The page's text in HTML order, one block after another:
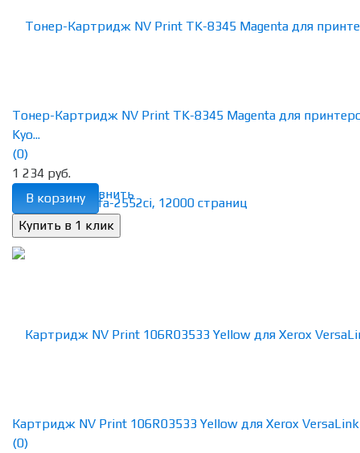
избранное сравнить
Тонер-Картридж NV Print TK-8345 Magenta для
Kyo...
(0)
1 234 руб.
В корзину
Картридж NV Print 106R03533 Yellow для Xerox VersaLink
(0)